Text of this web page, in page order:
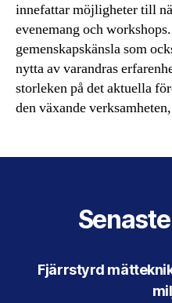
innefattar möjligheter till
evenemang och
gemenskapskänsla som
nytta av varandras
storleken på det aktuella
den växande
Fjärrstyrd